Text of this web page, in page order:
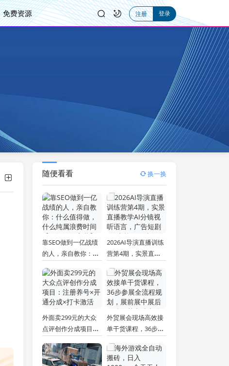
免费资源 注册 登录
随便看看 换一换
靠SEO做到一亿战绩
的人，亲自教你：什
浪费时间【原创双语
字幕】
2026AI导演直播训练
营第4期，实景直播
言，广告短剧MV实
战，解决人物画面崩
坏痛点
外面卖299元的大众
点评创作分成项目：
打卡激活×AI批量笔
记×次日见收益，月
外贸展会现场高效接
单干货课程，36步参
展中展后标准化获客
成交体系